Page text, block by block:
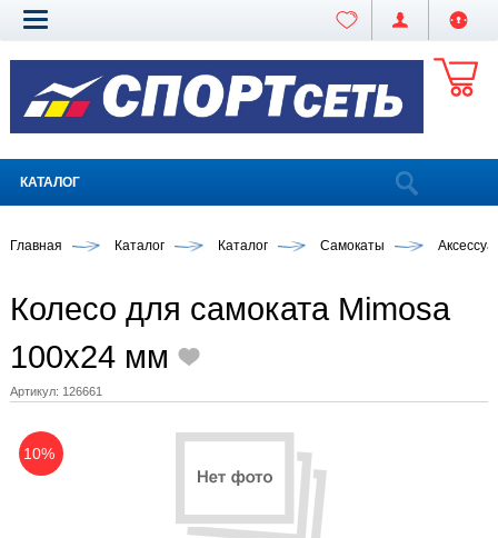
КАТАЛОГ
Главная Каталог Каталог Самокаты
Колесо для самоката Mimosa
100x24 мм
Артикул: 126661
10%